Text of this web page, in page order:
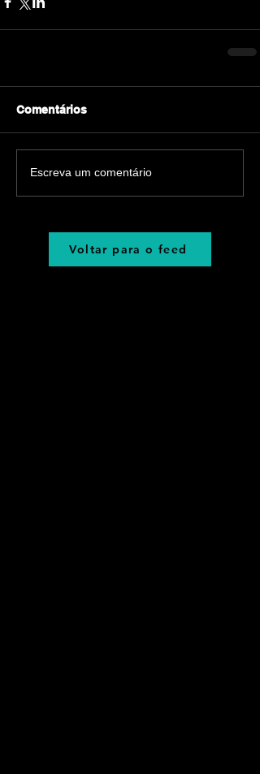
Comentários
Escreva um comentário
Voltar para o feed